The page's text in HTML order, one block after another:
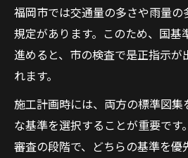
福岡市では交通量の多さや雨量
規定があります。このため、国基
進めると、市の検査で是正指示が
れます。
施工計画時には、両方の標準図
な基準を選択することが重要です
審査の段階で、どちらの基準を優